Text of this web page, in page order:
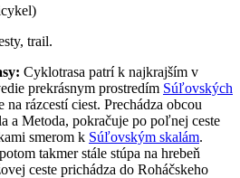
trail.
Cyklotrasa patrí k najkrajším v
prekrásnym prostredím Súľovských
rázcestí ciest. Prechádza obcou
a Metoda, pokračuje po poľnej ceste
smerom k Súľovským skalám.
takmer stále stúpa na hrebeň
ceste prichádza do Roháčskeho